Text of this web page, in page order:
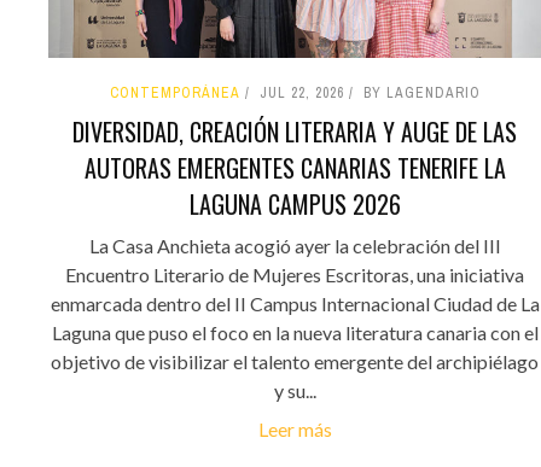
CONTEMPORÁNEA JUL 22, 2026 BY LAGENDARIO
DIVERSIDAD, CREACIÓN LITERARIA Y AUGE DE LAS
AUTORAS EMERGENTES CANARIAS TENERIFE LA
LAGUNA CAMPUS 2026
La Casa Anchieta acogió ayer la celebración del III
Encuentro Literario de Mujeres Escritoras, una iniciativa
enmarcada dentro del II Campus Internacional Ciudad de La
Laguna que puso el foco en la nueva literatura canaria con el
objetivo de visibilizar el talento emergente del archipiélago
y su...
Leer más